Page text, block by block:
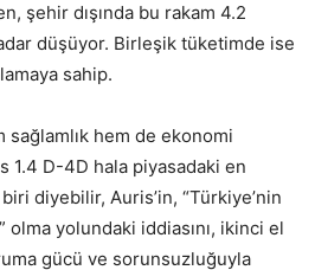
şehir dışında bu rakam 4.2
düşüyor. Birleşik tüketimde ise
sahip.
sağlamlık hem de ekonomi
1.4 D-4D hala piyasadaki en
diyebilir, Auris’in, “Türkiye’nin
olma yolundaki iddiasını, ikinci el
gücü ve sorunsuzluğuyla